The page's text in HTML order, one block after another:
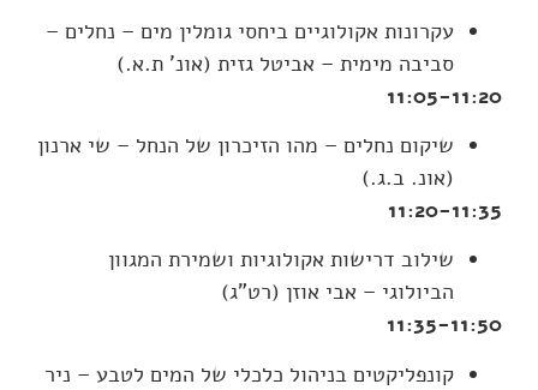
עקרונות אקולוגיים ביחסי גומלין מים – נחלים –
סביבה מימית – אביטל גזית (אונ' ת.א.)
11:05-11:20
שיקום נחלים – מהו הזיכרון של הנחל – שי ארנון
(אונ. ב.ג.)
11:20-11:35
שילוב דרישות אקולוגיות ושמירת המגוון
הביולוגי – אבי אוזן (רט"ג)
11:35-11:50
קונפליקטים בניהול כלכלי של המים לטבע – ניר